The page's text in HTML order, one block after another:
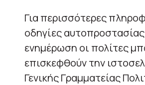
Για περισσότερες
οδηγίες
ενημέρωση οι πολίτες
επισκεφθούν την
Γενικής Γραμματείας